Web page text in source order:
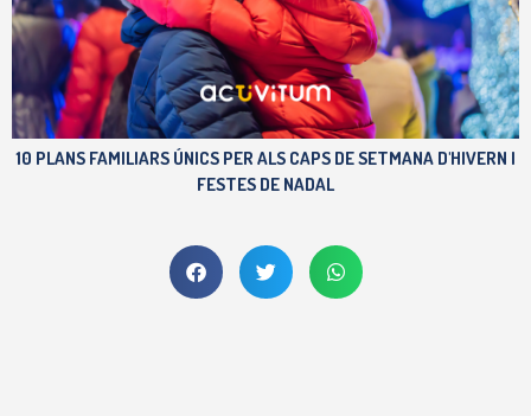
10 PLANS FAMILIARS ÚNICS PER ALS CAPS DE SETMANA D'HIVERN I
FESTES DE NADAL